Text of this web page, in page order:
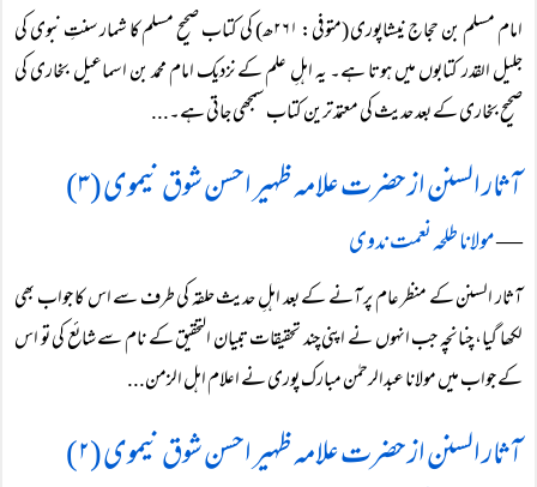
امام مسلم بن حجاج نیشاپوری (متوفی: ۲۶۱ھ) کی کتاب صحیح مسلم کا شمار سنتِ نبوی کی
جلیل القدر کتابوں میں ہوتا ہے۔ یہ اہلِ علم کے نزدیک امام محمد بن اسماعیل بخاری کی
صحیح بخاری کے بعد حدیث کی معتمد ترین کتاب سمجھی جاتی ہے۔...
آثار السنن از حضرت علامہ ظہیر احسن شوق نیموی (۳)
―مولانا طلحہ نعمت ندوی
آثار السنن کے منظر عام پر آنے کے بعد اہلِ حدیث حلقہ کی طرف سے اس کا جواب بھی
لکھا گیا، چنانچہ جب انہوں نے اپنی چند تحقیقات تبیان التحقیق کے نام سے شائع کی تو اس
کے جواب میں مولانا عبدالرحمٰن مبارک پوری نے اعلام اہل الزمن...
آثار السنن از حضرت علامہ ظہیر احسن شوق نیموی (۲)